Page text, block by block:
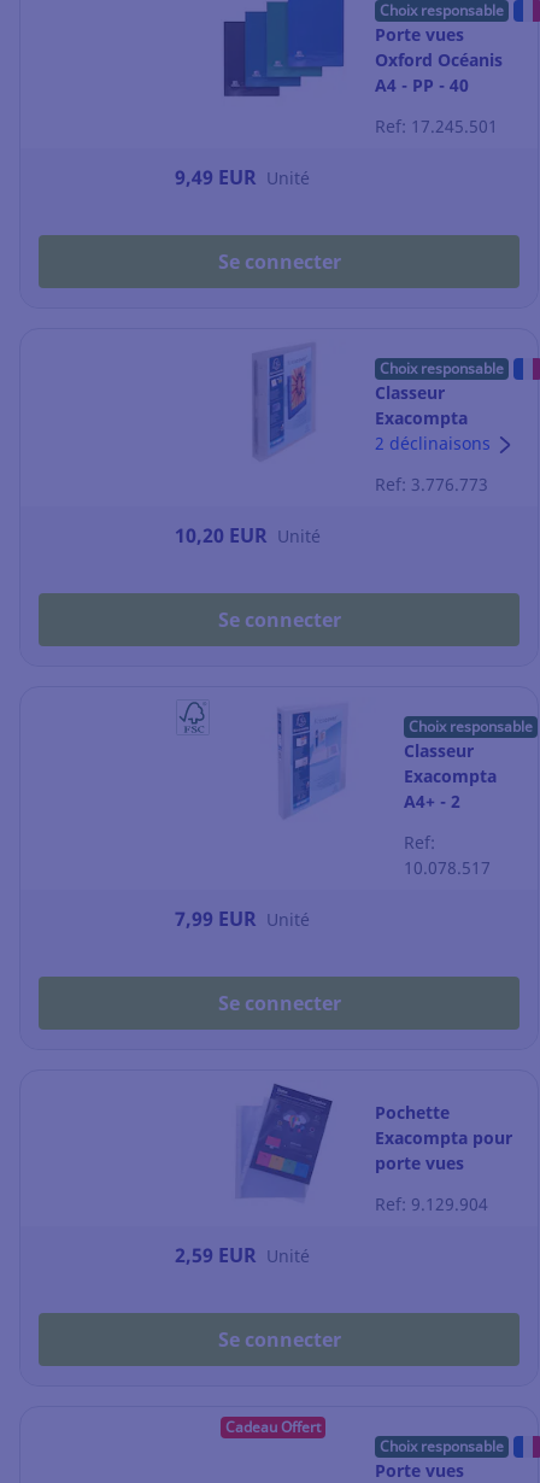
Choix responsable
Porte vues
Oxford Océanis
A4 - PP - 40
coloris aléatoires
Ref: 17.245.501
9,49 EUR Unité
Se connecter
Choix responsable
Classeur
Exacompta
Kreacover A4+ -
dos 4 cm -
2 déclinaisons
Ref: 3.776.773
10,20 EUR Unité
Se connecter
Choix responsable
Classeur
Exacompta
A4+ - 2
- dos 3,8 cm -
Ref:
10.078.517
7,99 EUR Unité
Se connecter
Pochette
Exacompta pour
porte vues
Ref: 9.129.904
2,59 EUR Unité
Se connecter
Cadeau Offert
Choix responsable
Porte vues